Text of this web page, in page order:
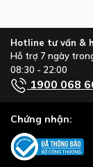
Hotline tư vấn &
Hỗ trợ 7 ngày
08:30 - 22:00
1900 068
Chứng nhận: